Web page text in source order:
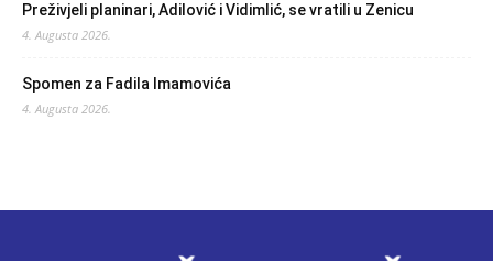
Preživjeli planinari, Adilović i Vidimlić, se vratili u Zenicu
4. Augusta 2026.
Spomen za Fadila Imamovića
4. Augusta 2026.